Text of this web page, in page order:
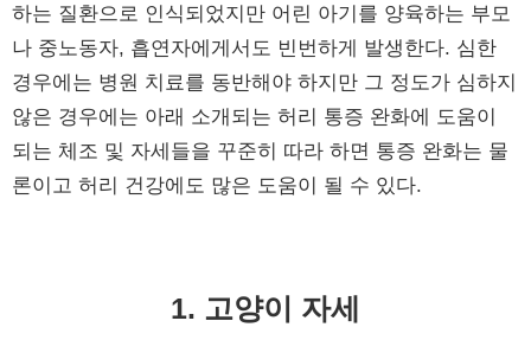
하는 질환으로 인식되었지만 어린 아기를 양육하는 부모
나 중노동자, 흡연자에게서도 빈번하게 발생한다. 심한
경우에는 병원 치료를 동반해야 하지만 그 정도가 심하지
않은 경우에는 아래 소개되는 허리 통증 완화에 도움이
되는 체조 및 자세들을 꾸준히 따라 하면 통증 완화는 물
론이고 허리 건강에도 많은 도움이 될 수 있다.
1. 고양이 자세